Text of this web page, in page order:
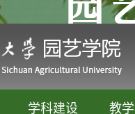
学科建设 教